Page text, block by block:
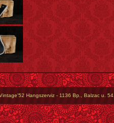
Hangszerviz - 1136 Bp., Balzac u. 54.